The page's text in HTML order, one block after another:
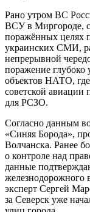
Рано утром ВС
ВСУ в Миргороде,
поражённых целях
украинских СМИ,
непрерывной
поражение
объектов НАТО,
советской авиации
для РСЗО.
Согласно данным
«Синяя Борода»,
Волчанска. Ранее
о контроле над
данные
железнодорожного
эксперт Сергей
за Северск уже